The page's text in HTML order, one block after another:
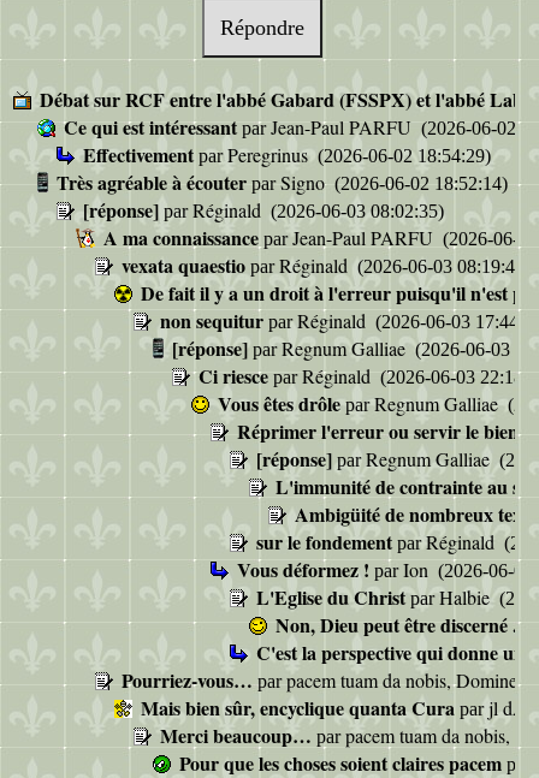
Répondre
Débat sur RCF entre l'abbé Gabard (FSSPX) et l'abbé
Ce qui est intéressantparJean-Paul PARFU (2026-06-02
Effectivement parPeregrinus (2026-06-02 18:54:29)
Très agréable à écouter parSigno (2026-06-02 18:52:14)
[réponse] parRéginald (2026-06-03 08:02:35)
A ma connaissance parJean-Paul PARFU (2026-06-
vexata quaestio parRéginald (2026-06-03 08:19:44)
De fait il y a un droit à l'erreur puisqu'il n'est
non sequitur parRéginald (2026-06-03
[réponse] parRegnum Galliae (2026-06-03
Ci riesce parRéginald (2026-06-03
Vous êtes drôle parRegnum Galliae
Réprimer l'erreur ou servir le bien
[réponse] parRegnum Galliae
L'immunité de contrainte au
Ambigüité de nombreux
sur le fondement parRéginald
Vous déformez ! parIon (2026-06-04
L'Eglise du ChristparHalbie
Non, Dieu peut être discerné ...
C'est la perspective qui donne
Pourriez-vous… parpacem tuam da nobis, Domine
Mais bien sûr, encyclique quanta Cura parjl
Merci beaucoup… parpacem tuam da nobis,
Pour que les choses soient claires pacem par